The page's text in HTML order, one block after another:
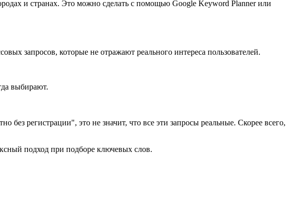
и странах. Это можно сделать с помощью Google Keyword Planner или
запросов, которые не отражают реального интереса пользователей.
выбирают.
без регистрации", это не значит, что все эти запросы реальные. Скорее всего,
подход при подборе ключевых слов.